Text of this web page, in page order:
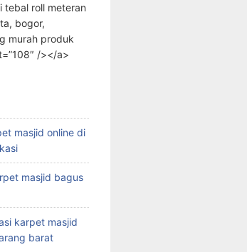
tebal roll meteran
bogor,
murah produk
/></a>
masjid online di
masjid bagus
karpet masjid
barat